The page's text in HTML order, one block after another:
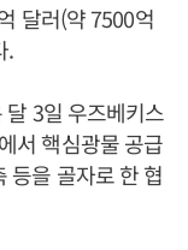
달러(약 7500억
.
3일 우즈베키스
서 핵심광물 공급
등을 골자로 한 협